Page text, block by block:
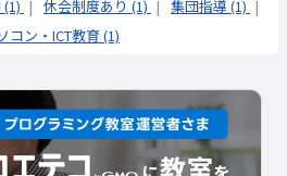
休会制度あり (1)
集団指導 (1)
コン・ICT教育 (1)